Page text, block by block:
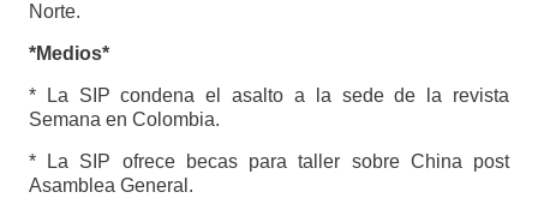
Norte.
*Medios*
* La SIP condena el asalto a la sede de la revista
Semana en Colombia.
* La SIP ofrece becas para taller sobre China post
Asamblea General.